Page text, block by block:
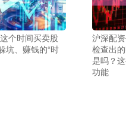
个时间买卖股
坑、赚钱的“时
沪深配
检查出
是吗？
功能